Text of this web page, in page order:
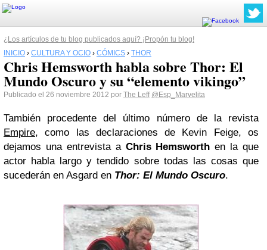
¿Los artículos de tu blog publicados aquí? ¡Propón tu blog!
INICIO › CULTURA Y OCIO › CÓMICS › THOR
Chris Hemsworth habla sobre Thor: El
Mundo Oscuro y su “elemento vikingo”
Publicado el 26 noviembre 2012 por The Leff @Esp_Marvelita
También procedente del último número de la revista
Empire, como las declaraciones de Kevin Feige, os
dejamos una entrevista a Chris Hemsworth en la que
actor habla largo y tendido sobre todas las cosas que
sucederán en Asgard en Thor: El Mundo Oscuro.